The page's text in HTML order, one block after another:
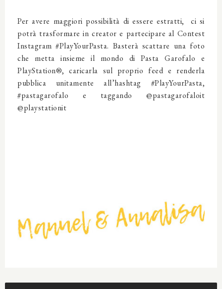
Per avere maggiori possibilità di essere estratti, ci si
potrà trasformare in creator e partecipare al Contest
Instagram #PlayYourPasta. Basterà scattare una foto
che metta insieme il mondo di Pasta Garofalo e
PlayStation®, caricarla sul proprio feed e renderla
pubblica unitamente all’hashtag #PlayYourPasta,
#pastagarofalo e taggando @pastagarofaloit
@playstationit